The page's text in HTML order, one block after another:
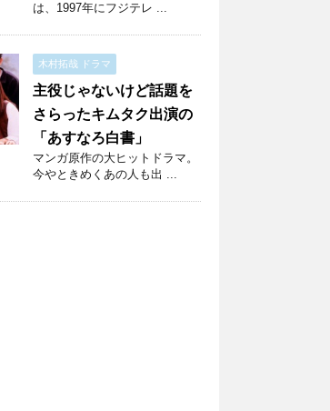
は、1997年にフジテレ ...
木村拓哉 ドラマ
主役じゃないけど話題を
さらったキムタク出演の
「あすなろ白書」
マンガ原作の大ヒットドラマ。
今やときめくあの人も出 ...